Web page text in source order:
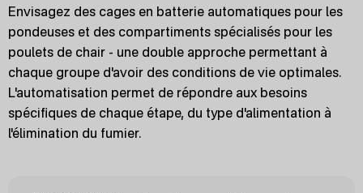
Envisagez des cages en batterie automatiques pour les
pondeuses et des compartiments spécialisés pour les
poulets de chair - une double approche permettant à
chaque groupe d'avoir des conditions de vie optimales.
L'automatisation permet de répondre aux besoins
spécifiques de chaque étape, du type d'alimentation à
l'élimination du fumier.